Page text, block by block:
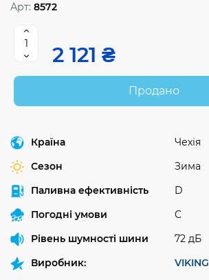
Арт: 8572
2 121 ₴
Продано
Країна
Чехія
Сезон
Зима
Паливна ефективність
D
Погодні умови
C
Рівень шумності шини
72 дБ
Виробник:
VIKING